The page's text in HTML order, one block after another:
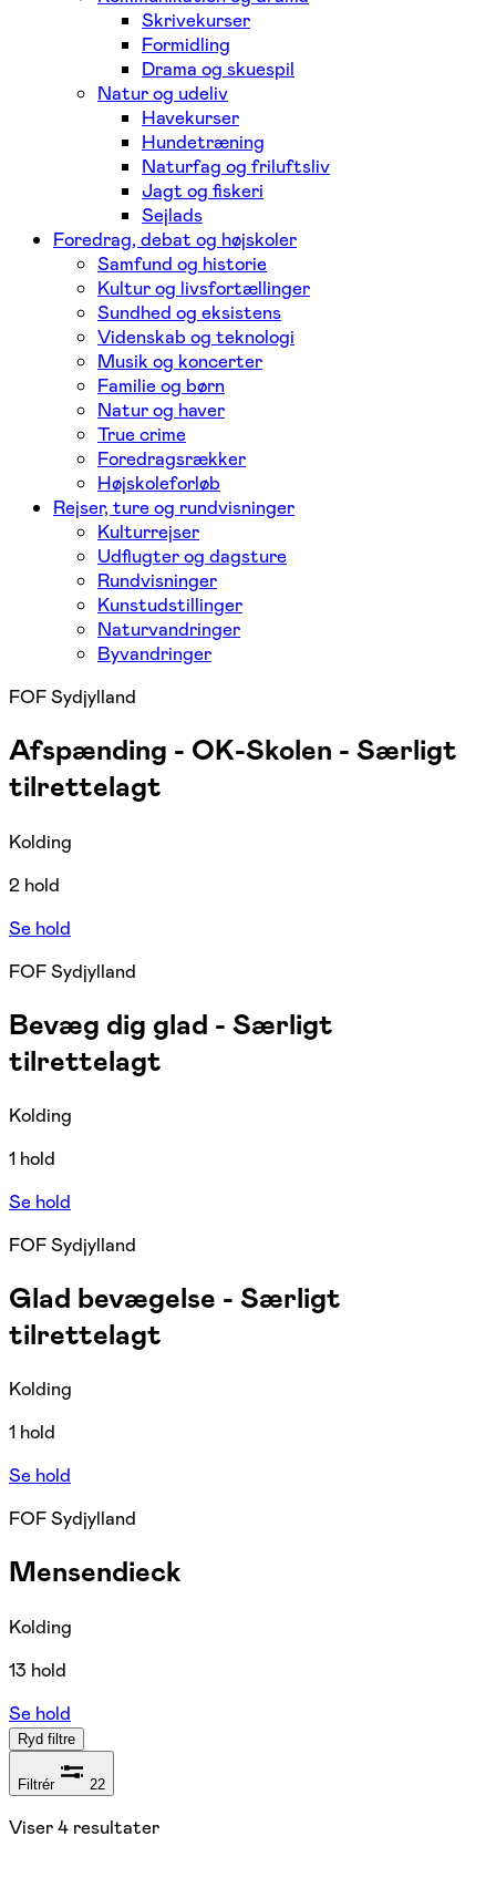
Skrivekurser
Formidling
Drama og skuespil
Natur og udeliv
Havekurser
Hundetræning
Naturfag og friluftsliv
Jagt og fiskeri
Sejlads
Foredrag, debat og højskoler
Samfund og historie
Kultur og livsfortællinger
Sundhed og eksistens
Videnskab og teknologi
Musik og koncerter
Familie og børn
Natur og haver
True crime
Foredragsrækker
Højskoleforløb
Rejser, ture og rundvisninger
Kulturrejser
Udflugter og dagsture
Rundvisninger
Kunstudstillinger
Naturvandringer
Byvandringer
FOF Sydjylland
Afspænding - OK-Skolen - Særligt
tilrettelagt
Kolding
2 hold
Se hold
FOF Sydjylland
Bevæg dig glad - Særligt
tilrettelagt
Kolding
1 hold
Se hold
FOF Sydjylland
Glad bevægelse - Særligt
tilrettelagt
Kolding
1 hold
Se hold
FOF Sydjylland
Mensendieck
Kolding
13 hold
Se hold
Ryd filtre
Filtrér 22
Viser4 resultater